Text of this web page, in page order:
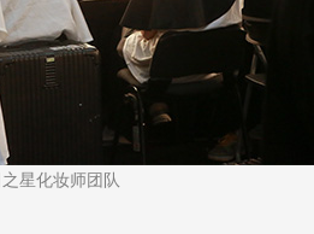
星化妆师团队